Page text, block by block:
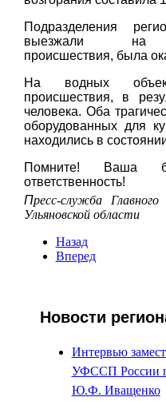
Подразделения
выезжали на
происшествия, была
На водных
происшествия, в
человека. Оба
оборудованных для
находились в
Помните! Ваша
ответственность!
Пресс-служба
Ульяновской области
Назад
Вперед
Новости
Интервью
УФССП России
Ю.Ф. Иващенко